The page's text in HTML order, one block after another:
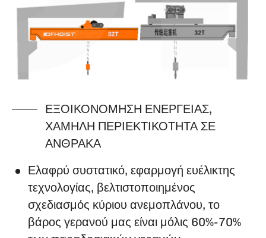
ΕΞΟΙΚΟΝΌΜΗΣΗ ΕΝΈΡΓΕΙΑΣ,
ΧΑΜΗΛΉ ΠΕΡΙΕΚΤΙΚΌΤΗΤΑ ΣΕ
ΆΝΘΡΑΚΑ
Ελαφρύ συστατικό, εφαρμογή ευέλικτης
τεχνολογίας, βελτιστοποιημένος
σχεδιασμός κύριου ανεμοπλάνου, το
βάρος γερανού μας είναι μόλις 60%-70%